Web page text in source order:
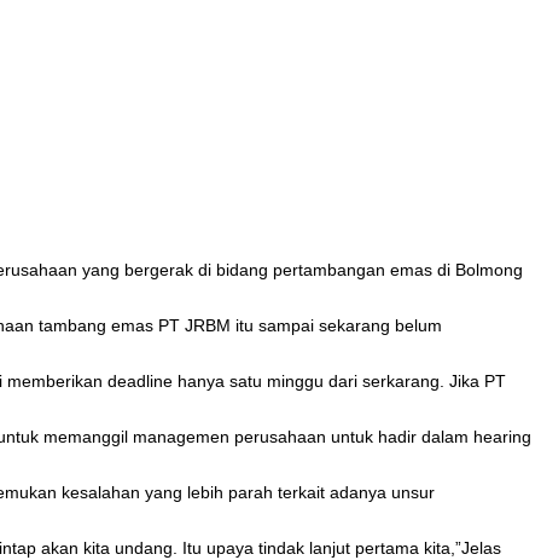
yang bergerak di bidang pertambangan emas di Bolmong
tambang emas PT JRBM itu sampai sekarang belum
deadline hanya satu minggu dari serkarang. Jika PT
memanggil managemen perusahaan untuk hadir dalam hearing
kesalahan yang lebih parah terkait adanya unsur
akan kita undang. Itu upaya tindak lanjut pertama kita,”Jelas